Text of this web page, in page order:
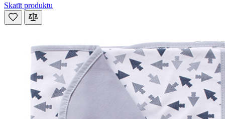
Skatīt produktu